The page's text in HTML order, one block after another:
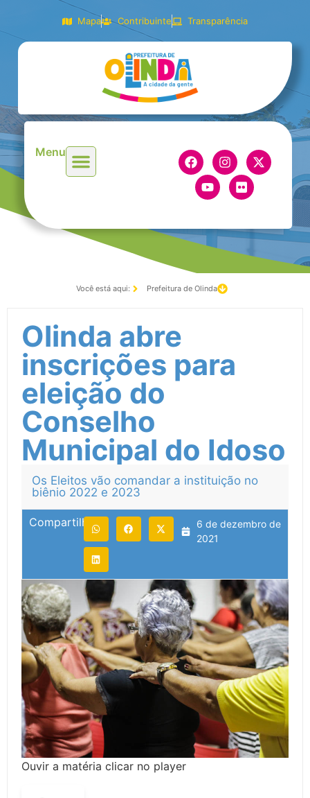
Mapa Contribuinte Transparência
Menu
Você está aqui: Prefeitura de Olinda
Olinda abre
inscrições para
eleição do
Conselho
Municipal do Idoso
Os Eleitos vão comandar a instituição no
biênio 2022 e 2023
Compartilhe:
6 de dezembro de
2021
Ouvir a matéria clicar no player